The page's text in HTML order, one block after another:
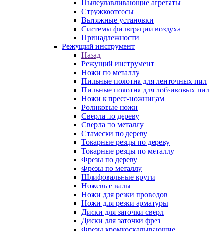
Пылеулавливающие агрегаты
Стружкоотсосы
Вытяжные установки
Системы фильтрации воздуха
Принадлежности
Режущий инструмент
Назад
Режущий инструмент
Ножи по металлу
Пильные полотна для ленточных пил
Пильные полотна для лобзиковых пил
Ножи к пресс-ножницам
Роликовые ножи
Сверла по дереву
Сверла по металлу
Стамески по дереву
Токарные резцы по дереву
Токарные резцы по металлу
Фрезы по дереву
Фрезы по металлу
Шлифовальные круги
Ножевые валы
Ножи для резки проводов
Ножи для резки арматуры
Диски для заточки сверл
Диски для заточки фрез
Фрезы кромкоскалывающие